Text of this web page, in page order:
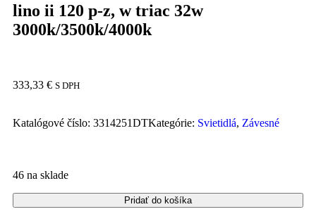
lino ii 120 p-z, w triac 32w
3000k/3500k/4000k
333,33 € S DPH
Katalógové číslo: 3314251DTKategórie: Svietidlá, Závesné
46 na sklade
Pridať do košíka